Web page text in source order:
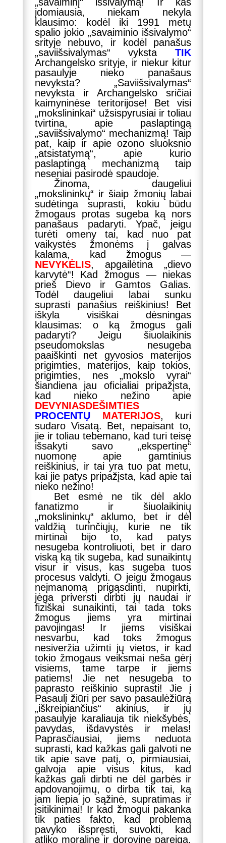
įdomiausia, niekam nekyla
klausimo: kodėl iki 1991 metų
spalio jokio „savaiminio išsivalymo“
srityje nebuvo, ir kodėl panašus
„saviišsivalymas“ vykstaTIK
Archangelsko srityje, ir niekur kitur
pasaulyje nieko panašaus
nevyksta? „Saviišsivalymas“
nevyksta ir Archangelsko sričiai
kaimyninėse teritorijose! Bet visi
„mokslininkai“ užsispyrusiai ir toliau
tvirtina, apie paslaptingą
„saviišsivalymo“ mechanizmą! Taip
pat, kaip ir apie ozono sluoksnio
„atsistatymą“, apie kurio
paslaptingą mechanizmą taip
neseniai pasirodė spaudoje.
Žinoma, daugeliui
„mokslininkų“ ir šiaip žmonių labai
sudėtinga suprasti, kokiu būdu
žmogaus protas sugeba ką nors
panašaus padaryti. Ypač, jeigu
turėti omeny tai, kad nuo pat
vaikystės žmonėms į galvas
kalama, kad žmogus —
NEVYKĖLIS, apgailėtina „dievo
karvytė“! Kad žmogus — niekas
prieš Dievo ir Gamtos Galias.
Todėl daugeliui labai sunku
suprasti panašius reiškinius! Bet
iškyla visiškai dėsningas
klausimas: o ką žmogus gali
padaryti? Jeigu šiuolaikinis
pseudomokslas nesugeba
paaiškinti net gyvosios materijos
prigimties, materijos, kaip tokios,
prigimties, nes „mokslo vyrai“
šiandiena jau oficialiai pripažįsta,
kad nieko nežino apie
DEVYNIASDEŠIMTIES
PROCENTŲ MATERIJOS, kuri
sudaro Visatą. Bet, nepaisant to,
jie ir toliau tebemano, kad turi teisę
išsakyti savo „ekspertinę“
nuomonę apie gamtinius
reiškinius, ir tai yra tuo pat metu,
kai jie patys pripažįsta, kad apie tai
nieko nežino!
Bet esmė ne tik dėl aklo
fanatizmo ir šiuolaikinių
„mokslininkų“ aklumo, bet ir dėl
valdžią turinčiųjų, kurie ne tik
mirtinai bijo to, kad patys
nesugeba kontroliuoti, bet ir daro
viską ką tik sugeba, kad sunaikintų
visur ir visus, kas sugeba tuos
procesus valdyti. O jeigu žmogaus
neįmanomą prigąsdinti, nupirkti,
jėga priversti dirbti jų naudai ir
fiziškai sunaikinti, tai tada toks
žmogus jiems yra mirtinai
pavojingas! Ir jiems visiškai
nesvarbu, kad toks žmogus
nesiveržia užimti jų vietos, ir kad
tokio žmogaus veiksmai neša gėrį
visiems, tame tarpe ir jiems
patiems! Jie net nesugeba to
paprasto reiškinio suprasti! Jie į
Pasaulį žiūri per savo pasaulėžiūrą
„iškreipiančius“ akinius, ir jų
pasaulyje karaliauja tik niekšybės,
pavydas, išdavystės ir melas!
Paprasčiausiai, jiems neduota
suprasti, kad kažkas gali galvoti ne
tik apie save patį, o, pirmiausiai,
galvoja apie visus kitus, kad
kažkas gali dirbti ne dėl garbės ir
apdovanojimų, o dirba tik tai, ką
jam liepia jo sąžinė, supratimas ir
įsitikinimai! Ir kad žmogui pakanka
tik paties fakto, kad problemą
pavyko išspręsti, suvokti, kad
atliko moralinę ir dorovinę pareigą.